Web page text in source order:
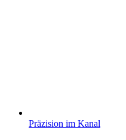
Präzision im Kanal